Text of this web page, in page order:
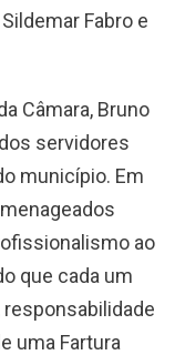
Fabro e
Câmara, Bruno
servidores
município. Em
ao
que cada um
responsabilidade
uma Fartura